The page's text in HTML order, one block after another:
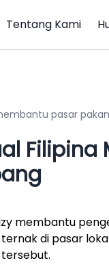
Tentang Kami
pasar
membantu
di pasar